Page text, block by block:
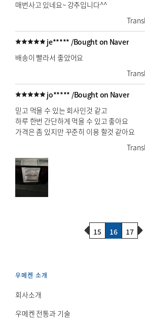
매번사고 있네요~ 강추입니다^^
je***** /Bought on Naver
배송이 빨라서 좋았어요
jo***** /Bought on Naver
믿고 먹을 수 있는 회사인것 같고
하루 한번 간단하게 먹을 수 있고 좋아요
가격은 좀 있지만 꾸준히 이용 할것 같아요
Previous Page
15 16 17
우메켄 소개
회사소개
우메켄 전통과 기술